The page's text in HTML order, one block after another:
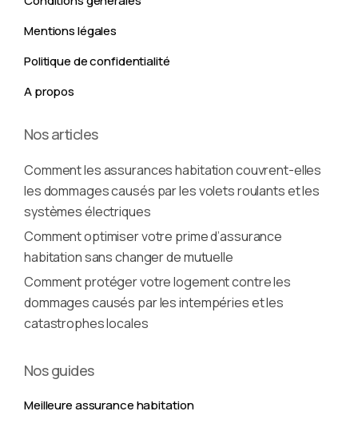
Mentions légales
Politique de confidentialité
A propos
Nos articles
Comment les assurances habitation couvrent-elles
les dommages causés par les volets roulants et les
systèmes électriques
Comment optimiser votre prime d’assurance
habitation sans changer de mutuelle
Comment protéger votre logement contre les
dommages causés par les intempéries et les
catastrophes locales
Nos guides
Meilleure assurance habitation